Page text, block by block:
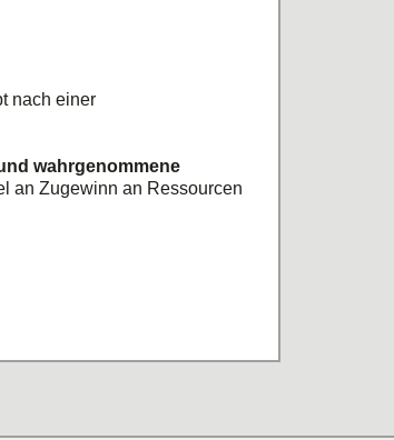
nach einer
wahrgenommene
an Zugewinn an Ressourcen